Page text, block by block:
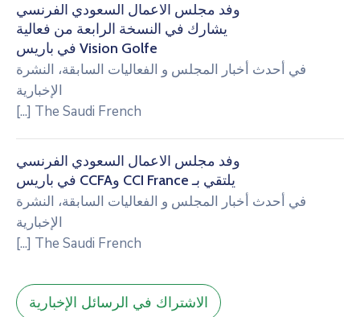
وفد مجلس الأعمال السعودي الفرنسي
يشارك في النسخة الرابعة من فعالية
Vision Golfe في باريس
في أحدث أخبار المجلس و الفعاليات السابقة، النشرة
الإخبارية
The Saudi French
[...]
وفد مجلس الأعمال السعودي الفرنسي
يلتقي بـ CCI France وCCFA في باريس
في أحدث أخبار المجلس و الفعاليات السابقة، النشرة
الإخبارية
The Saudi French
[...]
الاشتراك في الرسائل الإخبارية